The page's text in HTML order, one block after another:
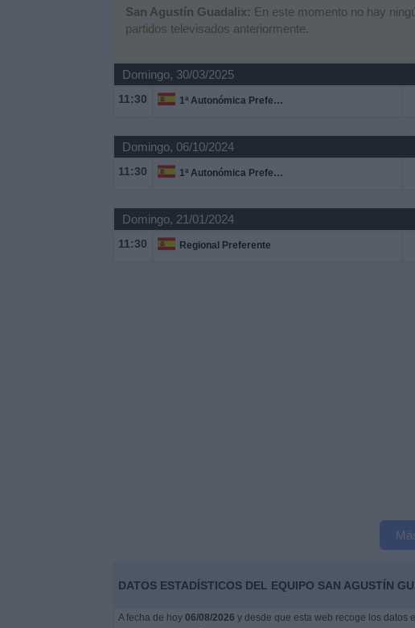
San Agustín Guadalix: En este momento no hay
partidos televisados anteriormente.
Domingo, 30/03/2025
11:30 1ª Autonómica Preferente
Domingo, 06/10/2024
11:30 1ª Autonómica Preferente
Domingo, 21/01/2024
11:30 Regional Preferente
DATOS ESTADÍSTICOS DEL EQUIPO SAN AGUSTÍN
A fecha de hoy 06/08/2026 y desde que esta web recoge los datos